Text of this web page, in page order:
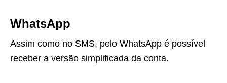
WhatsApp
Assim como no SMS, pelo WhatsApp é possível
receber a versão simplificada da conta.